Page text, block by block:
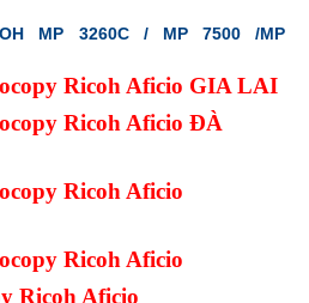
MP 3260C / MP 7500 /MP
Ricoh Aficio GIA LAI
Ricoh Aficio ĐÀ
Ricoh Aficio
Ricoh Aficio
Ricoh Aficio